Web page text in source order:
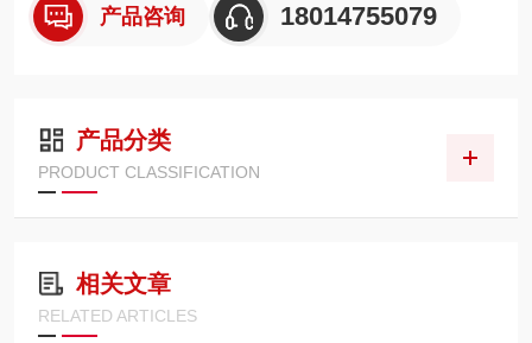
产品咨询 18014755079
产品分类
PRODUCT CLASSIFICATION
相关文章
RELATED ARTICLES